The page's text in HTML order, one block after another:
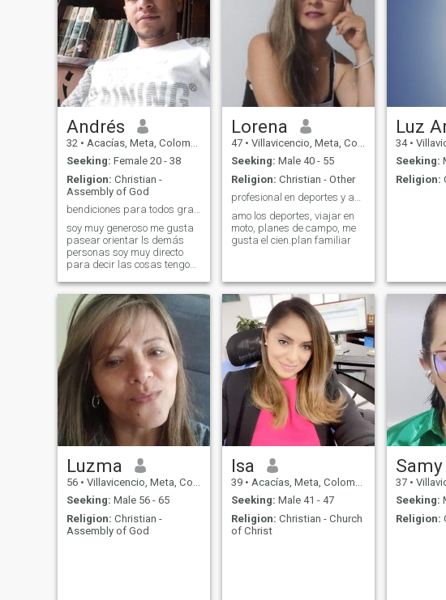
Andrés
32 • Acacías, Meta, Colombia
Seeking: Female 20 - 38
Religion: Christian -
Assembly of God
bendiciones para todos gracias Dios por la vida.
soy muy generoso me gusta
pasear orientar ls demás
personas soy muy directo
para decir las cosas tengo
cariñoso divertido
respectuoso ante todo
Lorena
47 • Villavicencio, Meta, Colombia
Seeking: Male 40 - 55
Religion: Christian - Other
profesional en deportes y actividad física.
amo los deportes, viajar en
moto, planes de campo, me
gusta el cien.plan familiar
Luz
34 •
Seeking:
Religion:
Luzma
56 • Villavicencio, Meta, Colombia
Seeking: Male 56 - 65
Religion: Christian -
Assembly of God
Isa
39 • Acacías, Meta, Colombia
Seeking: Male 41 - 47
Religion: Christian - Church
of Christ
37 •
Seeking:
Religion: